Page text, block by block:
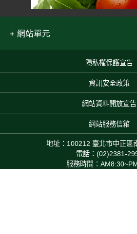
網站單元
隱私權保護宣告
資訊安全政策
網站資料開放宣告
網站服務信箱
地址：100212 臺北市中正區
電話：(02)2381-
服務時間：